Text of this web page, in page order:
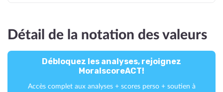
Détail de la notation des valeurs
Débloquez les analyses, rejoignez
MoralscoreACT!
Accès complet aux analyses + scores perso + soutien à